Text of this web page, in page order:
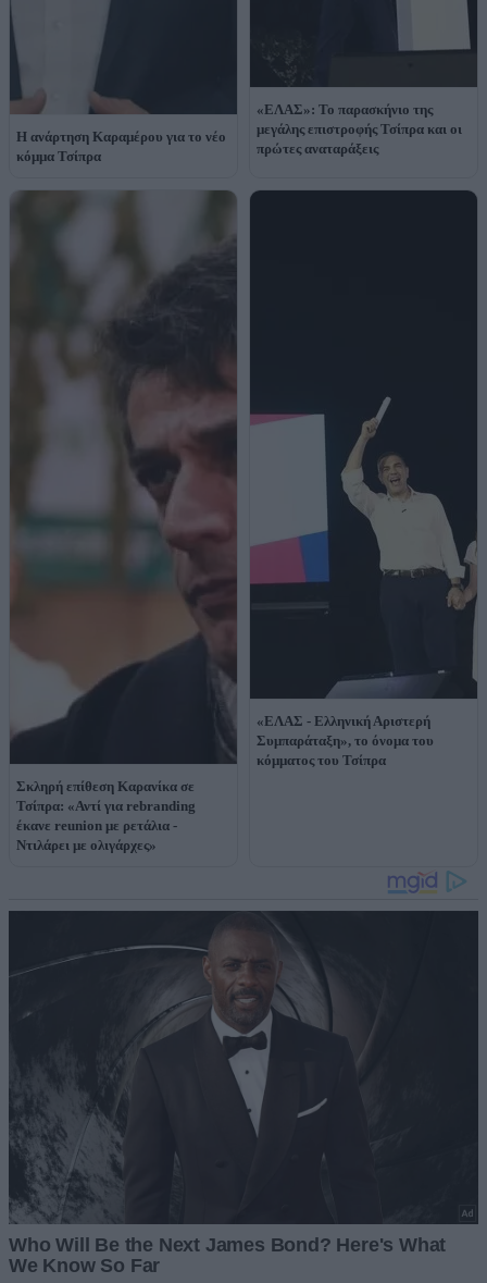
Η ανάρτηση Καραμέρου για το νέο
κόμμα Τσίπρα
«ΕΛΑΣ»: Το παρασκήνιο της
μεγάλης επιστροφής Τσίπρα και οι
πρώτες αναταράξεις
Σκληρή επίθεση Καρανίκα σε
Τσίπρα: «Αντί για rebranding
έκανε reunion με ρετάλια -
Ντιλάρει με ολιγάρχες»
«ΕΛΑΣ - Ελληνική Αριστερή
Συμπαράταξη», το όνομα του
κόμματος του Τσίπρα